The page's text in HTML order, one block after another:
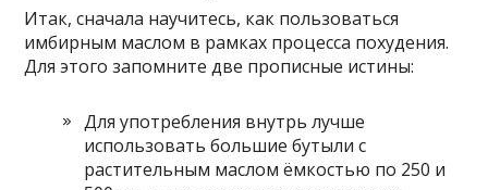
Итак, сначала научитесь, как пользоваться
имбирным маслом в рамках процесса похудения.
Для этого запомните две прописные истины:
Для употребления внутрь лучше
использовать большие бутыли с
растительным маслом ёмкостью по 250 и